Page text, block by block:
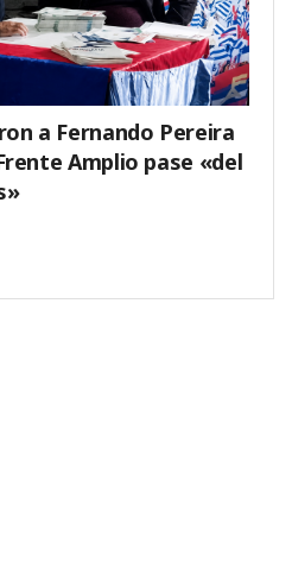
a Fernando Pereira
Amplio pase «del